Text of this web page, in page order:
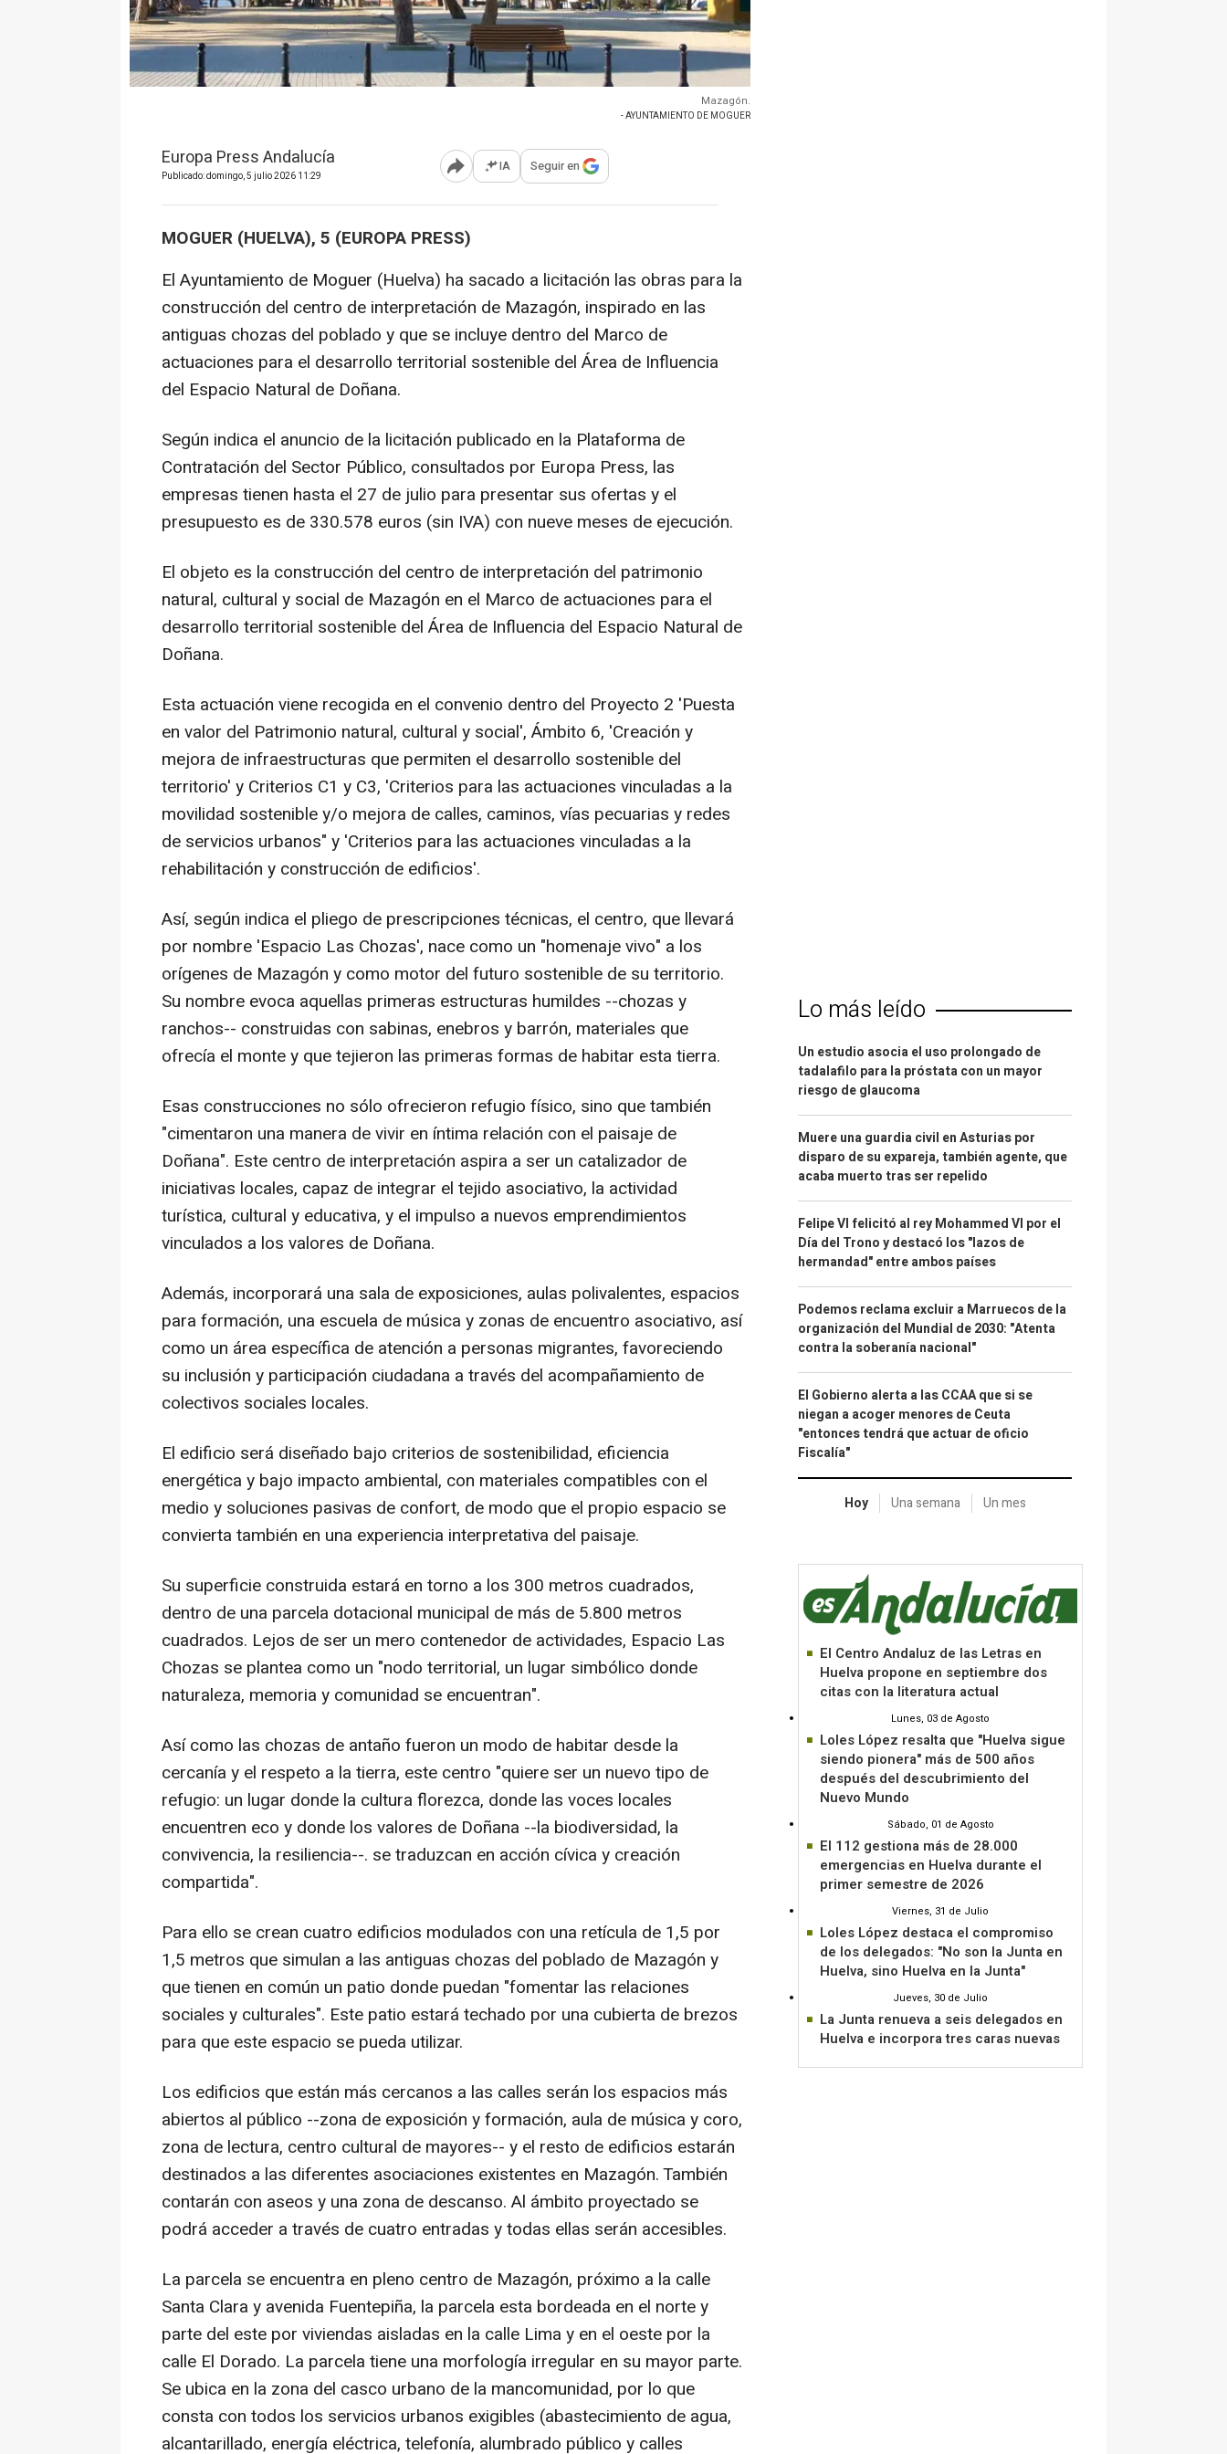
Mazagón.
- AYUNTAMIENTO DE MOGUER
Europa Press Andalucía
Publicado: domingo, 5 julio 2026 11:29 Abrir opciones para compartir
IA Seguir en
MOGUER (HUELVA), 5 (EUROPA PRESS)
El Ayuntamiento de Moguer (Huelva) ha sacado a licitación las obras para la
construcción del centro de interpretación de Mazagón, inspirado en las
antiguas chozas del poblado y que se incluye dentro del Marco de
actuaciones para el desarrollo territorial sostenible del Área de Influencia
del Espacio Natural de Doñana.
Según indica el anuncio de la licitación publicado en la Plataforma de
Contratación del Sector Público, consultados por Europa Press, las
empresas tienen hasta el 27 de julio para presentar sus ofertas y el
presupuesto es de 330.578 euros (sin IVA) con nueve meses de ejecución.
El objeto es la construcción del centro de interpretación del patrimonio
natural, cultural y social de Mazagón en el Marco de actuaciones para el
desarrollo territorial sostenible del Área de Influencia del Espacio Natural de
Doñana.
Esta actuación viene recogida en el convenio dentro del Proyecto 2 'Puesta
en valor del Patrimonio natural, cultural y social', Ámbito 6, 'Creación y
mejora de infraestructuras que permiten el desarrollo sostenible del
territorio' y Criterios C1 y C3, 'Criterios para las actuaciones vinculadas a la
movilidad sostenible y/o mejora de calles, caminos, vías pecuarias y redes
de servicios urbanos" y 'Criterios para las actuaciones vinculadas a la
rehabilitación y construcción de edificios'.
Así, según indica el pliego de prescripciones técnicas, el centro, que llevará
por nombre 'Espacio Las Chozas', nace como un "homenaje vivo" a los
orígenes de Mazagón y como motor del futuro sostenible de su territorio.
Su nombre evoca aquellas primeras estructuras humildes --chozas y
ranchos-- construidas con sabinas, enebros y barrón, materiales que
ofrecía el monte y que tejieron las primeras formas de habitar esta tierra.
Esas construcciones no sólo ofrecieron refugio físico, sino que también
"cimentaron una manera de vivir en íntima relación con el paisaje de
Doñana". Este centro de interpretación aspira a ser un catalizador de
iniciativas locales, capaz de integrar el tejido asociativo, la actividad
turística, cultural y educativa, y el impulso a nuevos emprendimientos
vinculados a los valores de Doñana.
Además, incorporará una sala de exposiciones, aulas polivalentes, espacios
para formación, una escuela de música y zonas de encuentro asociativo, así
como un área específica de atención a personas migrantes, favoreciendo
su inclusión y participación ciudadana a través del acompañamiento de
colectivos sociales locales.
El edificio será diseñado bajo criterios de sostenibilidad, eficiencia
energética y bajo impacto ambiental, con materiales compatibles con el
medio y soluciones pasivas de confort, de modo que el propio espacio se
convierta también en una experiencia interpretativa del paisaje.
Su superficie construida estará en torno a los 300 metros cuadrados,
dentro de una parcela dotacional municipal de más de 5.800 metros
cuadrados. Lejos de ser un mero contenedor de actividades, Espacio Las
Chozas se plantea como un "nodo territorial, un lugar simbólico donde
naturaleza, memoria y comunidad se encuentran".
Así como las chozas de antaño fueron un modo de habitar desde la
cercanía y el respeto a la tierra, este centro "quiere ser un nuevo tipo de
refugio: un lugar donde la cultura florezca, donde las voces locales
encuentren eco y donde los valores de Doñana --la biodiversidad, la
convivencia, la resiliencia--. se traduzcan en acción cívica y creación
compartida".
Para ello se crean cuatro edificios modulados con una retícula de 1,5 por
1,5 metros que simulan a las antiguas chozas del poblado de Mazagón y
que tienen en común un patio donde puedan "fomentar las relaciones
sociales y culturales". Este patio estará techado por una cubierta de brezos
para que este espacio se pueda utilizar.
Los edificios que están más cercanos a las calles serán los espacios más
abiertos al público --zona de exposición y formación, aula de música y coro,
zona de lectura, centro cultural de mayores-- y el resto de edificios estarán
destinados a las diferentes asociaciones existentes en Mazagón. También
contarán con aseos y una zona de descanso. Al ámbito proyectado se
podrá acceder a través de cuatro entradas y todas ellas serán accesibles.
La parcela se encuentra en pleno centro de Mazagón, próximo a la calle
Santa Clara y avenida Fuentepiña, la parcela esta bordeada en el norte y
parte del este por viviendas aisladas en la calle Lima y en el oeste por la
calle El Dorado. La parcela tiene una morfología irregular en su mayor parte.
Se ubica en la zona del casco urbano de la mancomunidad, por lo que
consta con todos los servicios urbanos exigibles (abastecimiento de agua,
alcantarillado, energía eléctrica, telefonía, alumbrado público y calles
Lo más leído
Un estudio asocia el uso prolongado de
tadalafilo para la próstata con un mayor
riesgo de glaucoma
Muere una guardia civil en Asturias por
disparo de su expareja, también agente, que
acaba muerto tras ser repelido
Felipe VI felicitó al rey Mohammed VI por el
Día del Trono y destacó los "lazos de
hermandad" entre ambos países
Podemos reclama excluir a Marruecos de la
organización del Mundial de 2030: "Atenta
contra la soberanía nacional"
El Gobierno alerta a las CCAA que si se
niegan a acoger menores de Ceuta
"entonces tendrá que actuar de oficio
Fiscalía"
Hoy Una semana Un mes
El Centro Andaluz de las Letras en
Huelva propone en septiembre dos
citas con la literatura actual
Lunes, 03 de Agosto
Loles López resalta que "Huelva sigue
siendo pionera" más de 500 años
después del descubrimiento del
Nuevo Mundo
Sábado, 01 de Agosto
El 112 gestiona más de 28.000
emergencias en Huelva durante el
primer semestre de 2026
Viernes, 31 de Julio
Loles López destaca el compromiso
de los delegados: "No son la Junta en
Huelva, sino Huelva en la Junta"
Jueves, 30 de Julio
La Junta renueva a seis delegados en
Huelva e incorpora tres caras nuevas